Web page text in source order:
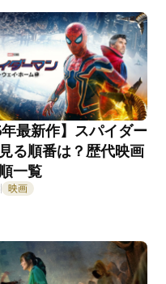
年最新作】スパイダー
る順番は？歴代映画
一覧
映画